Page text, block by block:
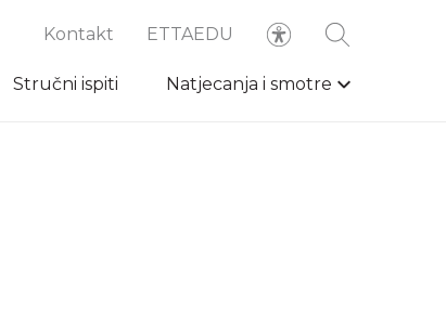
Kontakt ETTAEDU
Stručni ispiti Natjecanja i smotre